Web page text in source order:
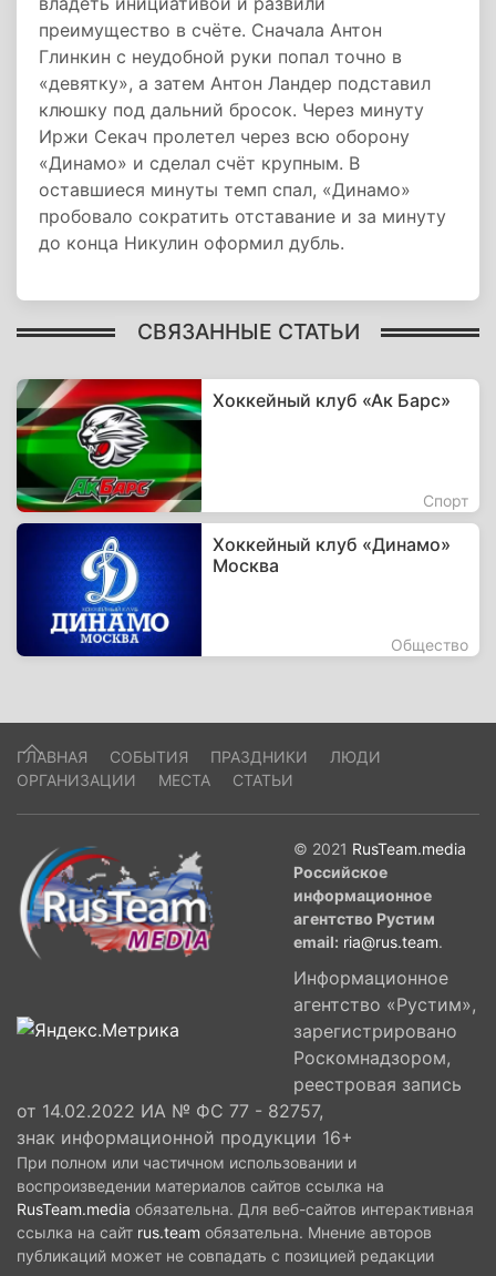
преимущество в счёте. Сначала Антон
Глинкин с неудобной руки попал точно в
«девятку», а затем Антон Ландер подставил
клюшку под дальний бросок. Через минуту
Иржи Секач пролетел через всю оборону
«Динамо» и сделал счёт крупным. В
оставшиеся минуты темп спал, «Динамо»
пробовало сократить отставание и за минуту
до конца Никулин оформил дубль.
СВЯЗАННЫЕ СТАТЬИ
Хоккейный клуб «Ак Барс»
Спорт
Хоккейный клуб «Динамо»
Москва
Общество
ГЛАВНАЯ СОБЫТИЯ ПРАЗДНИКИ
ЛЮДИ
ОРГАНИЗАЦИИ
МЕСТА СТАТЬИ
© 2021 RusTeam.media
Российское
информационное
агентство Рустим
email: ria@rus.team.
Информационное
агентство «Рустим»,
зарегистрировано
Роскомнадзором,
реестровая запись
от 14.02.2022 ИА № ФС 77 - 82757,
знак информационной продукции 16+
При полном или частичном использовании и
воспроизведении материалов сайтов ссылка на
RusTeam.media обязательна. Для веб-сайтов интерактивная
ссылка на сайт rus.team обязательна. Мнение авторов
публикаций может не совпадать с позицией редакции